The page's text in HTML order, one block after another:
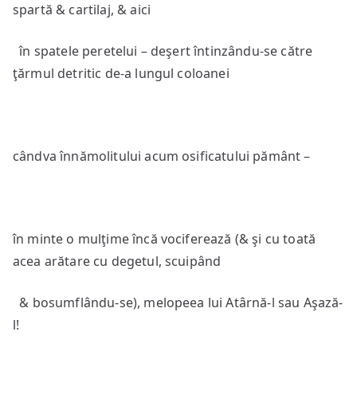
spartă & cartilaj, & aici
în spatele peretelui – deşert întinzându-se către
ţărmul detritic de-a lungul coloanei
cândva înnămolitului acum osificatului pământ –
în minte o mulţime încă vociferează (& şi cu toată
acea arătare cu degetul, scuipând
& bosumflându-se), melopeea lui Atârnă-l sau Aşază-
l!